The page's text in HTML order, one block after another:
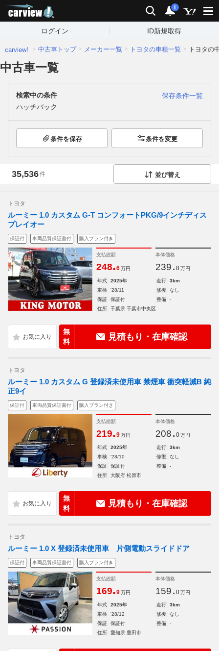
検索 通知
i
ログイン ID新規取得
carview! 中古車トップ メーカー一覧 トヨタの車種一覧 トヨタの
中古車一覧
検索中の条件
保存条件一覧
ハッチバック
条件を保存 条件を変更
35,536件 並び替え
トヨタ
ルーミー 1.0 カスタム G-T コンフォートPKG/9インチディス
プレイオー
保証付 車両品質保証書付 購入プラン付き
支払総額
248.6 万円
本体価格
239. 8 万円
年式 2025年 走行
3km
車検
'28/11 修復
なし
保証
保証付 整備
-
住所
千葉県 千葉市中央区
無
料
見積もり・在庫確認
トヨタ
ルーミー 1.0 カスタム G 登録済未使用車 禁煙車 衝突軽減B 純
正9イ
保証付 車両品質保証書付 購入プラン付き
支払総額
219.9 万円
本体価格
208. 0 万円
年式 2025年 走行
3km
車検
'28/10 修復
なし
保証
保証付 整備
-
住所
大阪府 松原市
無
料
見積もり・在庫確認
トヨタ
ルーミー 1.0 X 登録済未使用車 片側電動スライドドア
保証付 車両品質保証書付 購入プラン付き
支払総額
169.9 万円
本体価格
159. 0 万円
年式 2025年 走行
3km
車検
'28/12 修復
なし
保証
保証付 整備
-
住所
愛知県 豊田市